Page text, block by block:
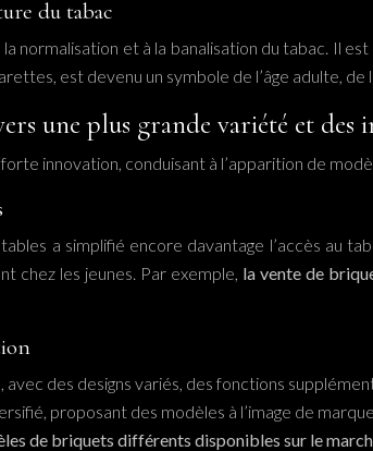
du tabac
normalisation et à la banalisation du tabac. Il
est devenu un symbole de l’âge adulte, de
une plus grande variété et des
innovation, conduisant à l’apparition de
a simplifié encore davantage l’accès au
chez les jeunes. Par exemple, la vente de
des designs variés, des fonctions
proposant des modèles à l’image de
de briquets différents disponibles sur le